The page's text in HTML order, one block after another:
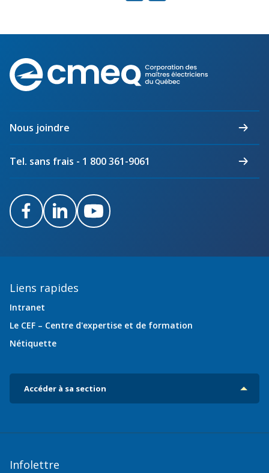
des
électriciens
Nous joindre
Tel. sans frais - 1 800 361-9061
FacebookLinkedInYoutube
Liens rapides
Intranet
Le CEF – Centre d'expertise et de formation
Nétiquette
Accéder à sa section
Infolettre